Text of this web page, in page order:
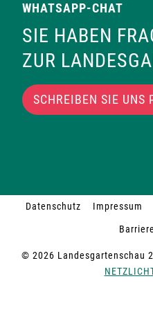
WHATSAPP-CHAT
SIE HABEN
ZUR
SCHREIBEN SIE UNS
© 2026 Landesgartenschau
Datenschutz Impressum